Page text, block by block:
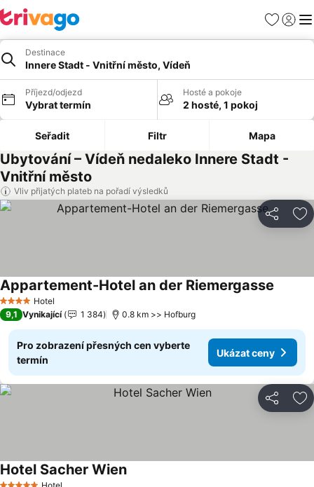
Oblíbené
Destinace
Innere Stadt - Vnitřní město, Vídeň
Příjezd/odjezd
Vybrat termín
Hosté a pokoje
2 hosté, 1 pokoj
Seřadit Filtr Mapa
Ubytování – Vídeň nedaleko Innere Stadt -
Vnitřní město
Vliv přijatých plateb na pořadí výsledků
Sdílet
4 Počet hvězdiček
Hotel
Appartement-Hotel an der Riemergasse
9,1 Vynikající 1 384 0.8 km >> Hofburg
Pro zobrazení přesných cen vyberte
termín
Ukázat ceny
Sdílet
Hotel
Hotel Sacher WienUkázat ceny